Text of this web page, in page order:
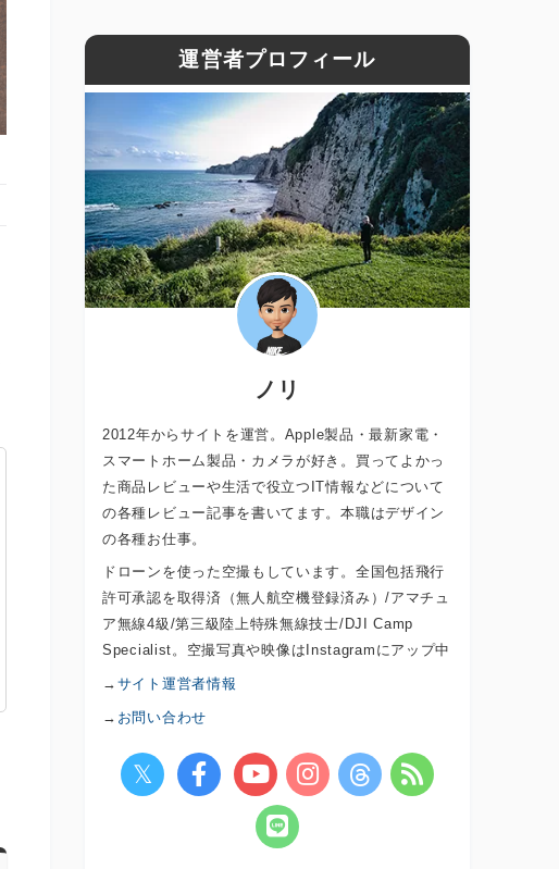
運営者プロフィール
ノリ
2012年からサイトを運営。Apple製品・最新家電・
スマートホーム製品・カメラが好き。買ってよかっ
た商品レビューや生活で役立つIT情報などについて
の各種レビュー記事を書いてます。本職はデザイン
の各種お仕事。
ドローンを使った空撮もしています。全国包括飛行
許可承認を取得済（無人航空機登録済み）/アマチュ
ア無線4級/第三級陸上特殊無線技士/DJI Camp
Specialist。空撮写真や映像はInstagramにアップ中
→ サイト運営者情報
→ お問い合わせ